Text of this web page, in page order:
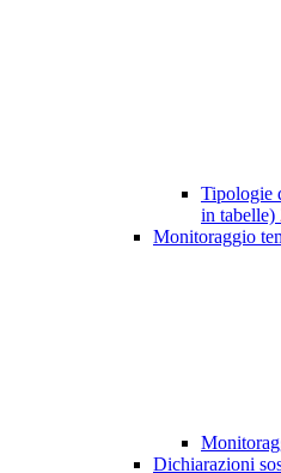
Tipologie
in tabelle)
Monitoraggio
Dichiarazioni